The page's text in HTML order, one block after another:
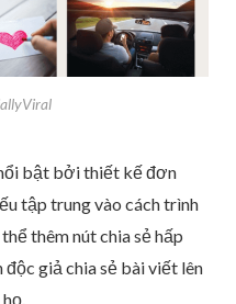
bật bởi thiết kế đơn
tập trung vào cách trình
thêm nút chia sẻ hấp
giả chia sẻ bài viết lên